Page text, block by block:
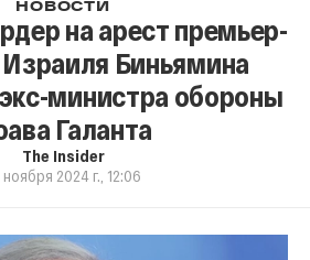
НОВОСТИ
на арест премьер-
Биньямина
министра обороны
Галанта
The Insider
ноября 2024 г., 12:06